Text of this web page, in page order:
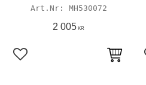
MH530072
2 005 KR
Lägg till i favoriter